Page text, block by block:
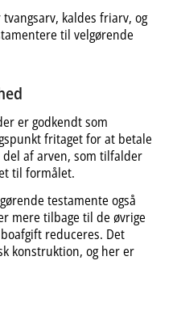
kaldes friarv, og
til velgørende
er godkendt som
fritaget for at betale
af arven, som tilfalder
til formålet.
testamente også
mere tilbage til de øvrige
reduceres. Det
konstruktion, og her er